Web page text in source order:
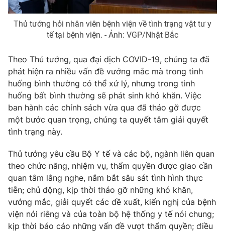
Thủ tướng hỏi nhân viên bệnh viện về tình trạng vật tư y
tế tại bệnh viện. - Ảnh: VGP/Nhật Bắc
Theo Thủ tướng, qua đại dịch COVID-19, chúng ta đã
phát hiện ra nhiều vấn đề vướng mắc mà trong tình
huống bình thường có thể xử lý, nhưng trong tình
huống bất bình thường sẽ phát sinh khó khăn. Việc
ban hành các chính sách vừa qua đã tháo gỡ được
một bước quan trọng, chúng ta quyết tâm giải quyết
tình trạng này.
Thủ tướng yêu cầu Bộ Y tế và các bộ, ngành liên quan
theo chức năng, nhiệm vụ, thẩm quyền được giao cần
quan tâm lắng nghe, nắm bắt sâu sát tình hình thực
tiễn; chủ động, kịp thời tháo gỡ những khó khăn,
vướng mắc, giải quyết các đề xuất, kiến nghị của bệnh
viện nói riêng và của toàn bộ hệ thống y tế nói chung;
kịp thời báo cáo những vấn đề vượt thẩm quyền; điều